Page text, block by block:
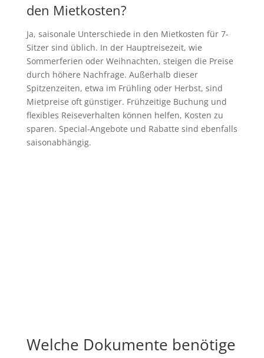
den Mietkosten?
Ja, saisonale Unterschiede in den Mietkosten für 7-
Sitzer sind üblich. In der Hauptreisezeit, wie
Sommerferien oder Weihnachten, steigen die Preise
durch höhere Nachfrage. Außerhalb dieser
Spitzenzeiten, etwa im Frühling oder Herbst, sind
Mietpreise oft günstiger. Frühzeitige Buchung und
flexibles Reiseverhalten können helfen, Kosten zu
sparen. Special-Angebote und Rabatte sind ebenfalls
saisonabhängig.
Welche Dokumente benötige